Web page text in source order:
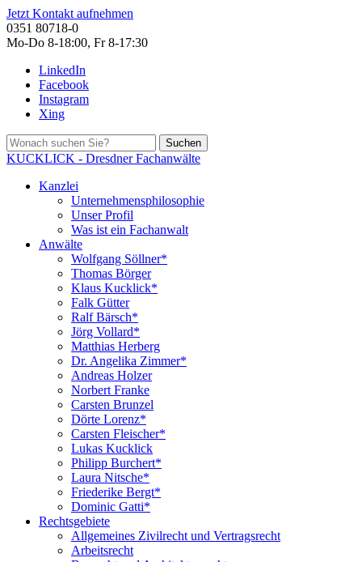
Jetzt Kontakt aufnehmen
0351 80718-0
Mo-Do 8-18:00, Fr 8-17:30
LinkedIn
Facebook
Instagram
Xing
Suchen
KUCKLICK - Dresdner Fachanwälte
Kanzlei
Unternehmensphilosophie
Unser Profil
Was ist ein Fachanwalt
Anwälte
Wolfgang Söllner*
Thomas Börger
Klaus Kucklick*
Falk Gütter
Ralf Bärsch*
Jörg Vollard*
Matthias Herberg
Dr. Angelika Zimmer*
Andreas Holzer
Norbert Franke
Carsten Brunzel
Dörte Lorenz*
Carsten Fleischer*
Lukas Kucklick
Philipp Burchert*
Laura Nitsche*
Friederike Bergt*
Dominic Gatti*
Rechtsgebiete
Allgemeines Zivilrecht und Vertragsrecht
Arbeitsrecht